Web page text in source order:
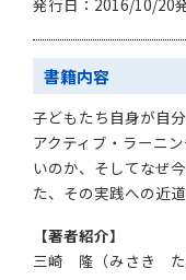
書籍内容
子どもたち自身が自
アクティブ・ラーニ
いのか、そしてなぜ
た、その実践への近
【著者紹介】
三崎 隆（みさき た